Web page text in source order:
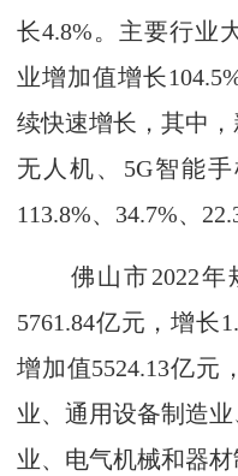
长4.8%。主要行业
业增加值增长
续快速增长，其中
无人机、5G智能手
113.8%、34.7%、
佛山市2022年
5761.84亿元，增长
增加值5524.13亿元
业、通用设备制造
业、电气机械和器